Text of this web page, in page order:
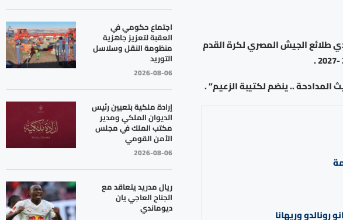
طلائع الجيش المصري لكرة القدم
.. ينضم لكتيبة الزعيم” .
وريهانا
اجتماع حكومي في
العقبة لتعزيز جاهزية
منظومة النقل وسلاسل
التوريد
2026-08-06
إرادة ملكية بتعيين رئيس
الديوان الملكي ومدير
مكتب الملك في مجلس
الأمن القومي
2026-08-06
ريال مدريد يتعاقد مع
الجناح العاجي يان
ديوماندي